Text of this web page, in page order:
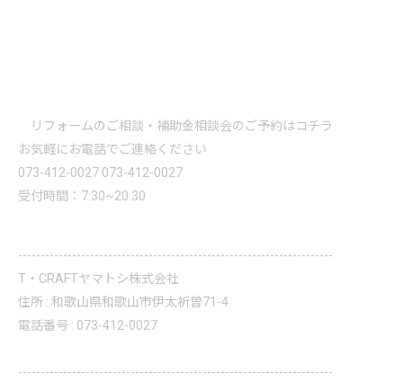
リフォームのご相談・補助金相談会のご予約はコチラ
お気軽にお電話でご連絡ください
073-412-0027 073-412-0027
受付時間：7:30~20:30
----------------------------------------------------------------------
T・CRAFTヤマトシ株式会社
住所 : 和歌山県和歌山市伊太祈曽71-4
電話番号 : 073-412-0027
----------------------------------------------------------------------